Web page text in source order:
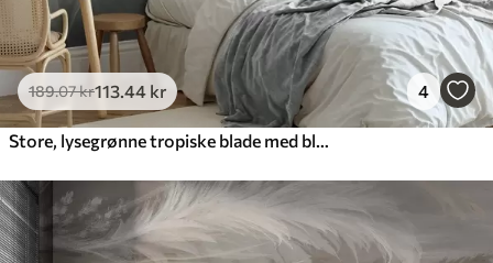
189.07kr113 .44 kr 4